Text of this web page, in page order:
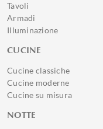
Tavoli
Armadi
Illuminazione
CUCINE
Cucine classiche
Cucine moderne
Cucine su misura
NOTTE